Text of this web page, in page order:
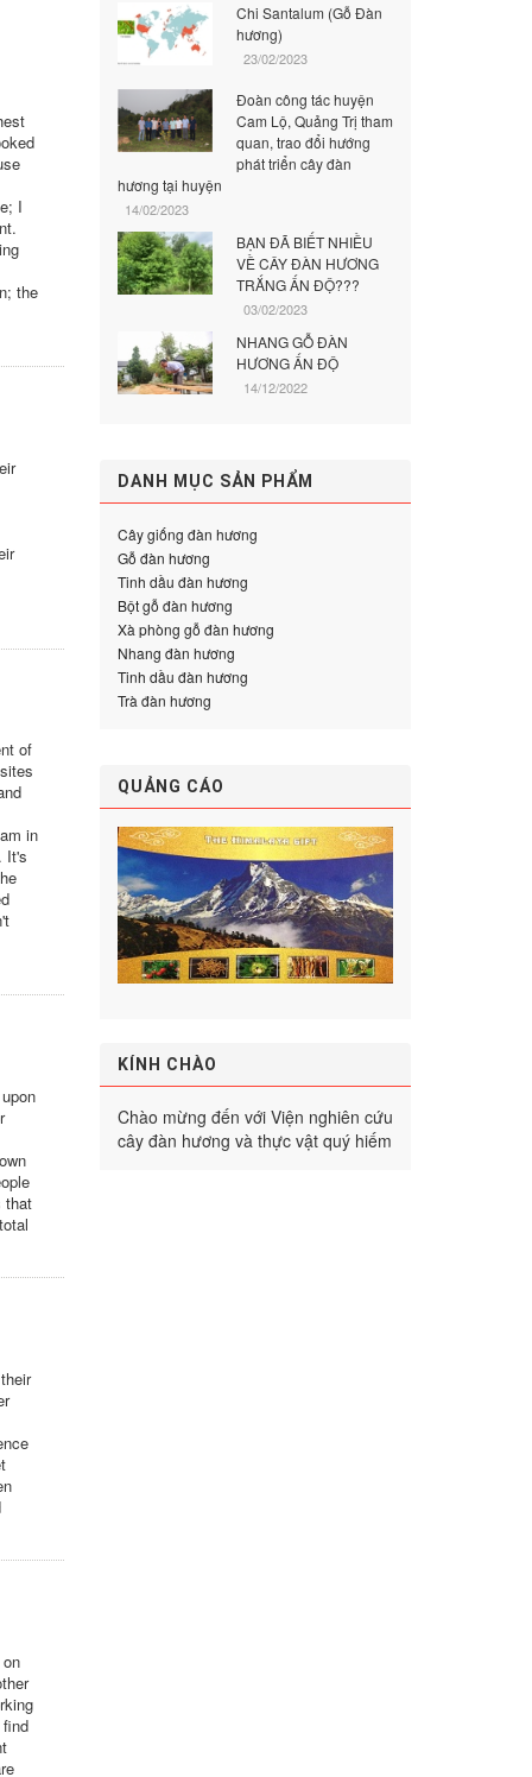
I
the
of
in
It's
that
Chi Santalum (Gỗ Đàn
hương)
23/02/2023
Đoàn công tác huyện
Cam Lộ, Quảng Trị tham
quan, trao đổi hướng
phát triển cây đàn
hương tại huyện
14/02/2023
BẠN ĐÃ BIẾT NHIỀU
VỀ CÂY ĐÀN HƯƠNG
TRẮNG ẤN ĐỘ???
03/02/2023
NHANG GỖ ĐÀN
HƯƠNG ẤN ĐỘ
14/12/2022
DANH MỤC SẢN PHẨM
Cây giống đàn hương
Gỗ đàn hương
Tinh dầu đàn hương
Bột gỗ đàn hương
Xà phòng gỗ đàn hương
Nhang đàn hương
Tinh dầu đàn hương
Trà đàn hương
QUẢNG CÁO
KÍNH CHÀO
Chào mừng đến với Viện nghiên cứu
cây đàn hương và thực vật quý hiếm